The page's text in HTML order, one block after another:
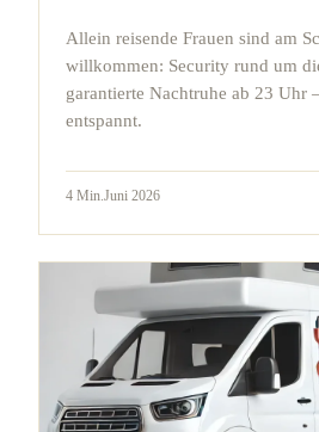
Allein reisende Frauen sind am
willkommen: Security rund um
garantierte Nachtruhe ab 23 Uhr
entspannt.
4 Min.Juni 2026